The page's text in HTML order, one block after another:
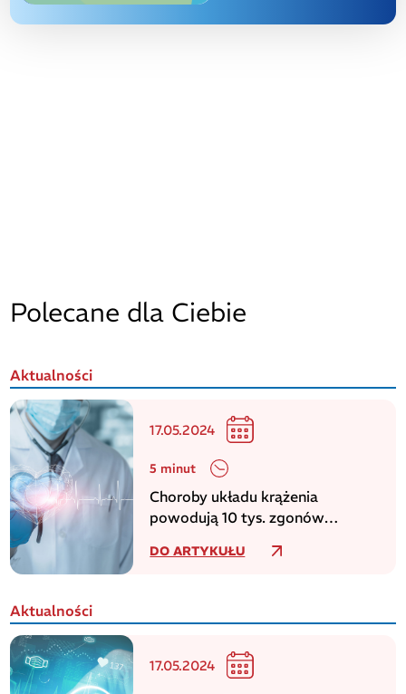
Polecane dla Ciebie
Aktualności
17.05.2024
5 minut
Choroby układu krążenia
powodują 10 tys. zgonów
WHO
DO ARTYKUŁU
Aktualności
17.05.2024